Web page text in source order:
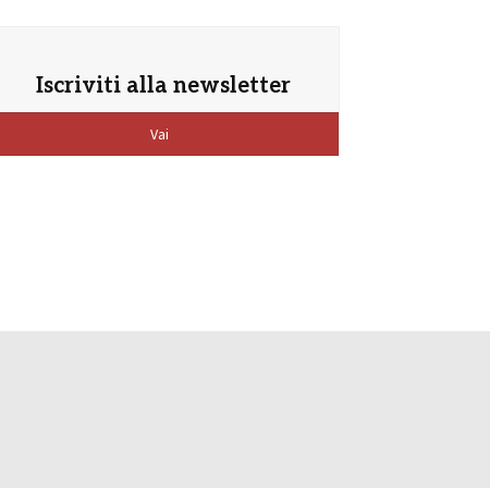
Iscriviti alla newsletter
Vai